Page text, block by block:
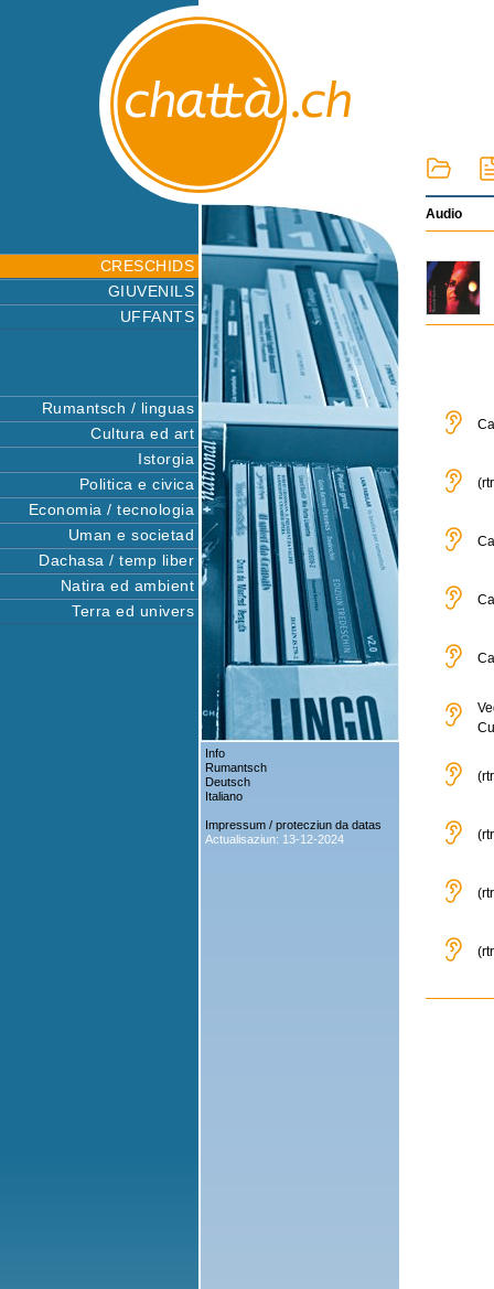
CRESCHIDS
GIUVENILS
UFFANTS
Rumantsch / linguas
Cultura ed art
Istorgia
Politica e civica
Economia / tecnologia
Uman e societad
Dachasa / temp liber
Natira ed ambient
Terra ed univers
Info
Rumantsch
Deutsch
Italiano
Impressum / protecziun da datas
Actualisaziun: 13-12-2024
Audio